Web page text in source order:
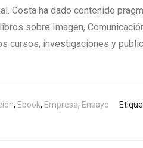
Costa ha dado contenido
sobre Imagen,
cursos, investigaciones y
, Ebook, Empresa, Ensayo